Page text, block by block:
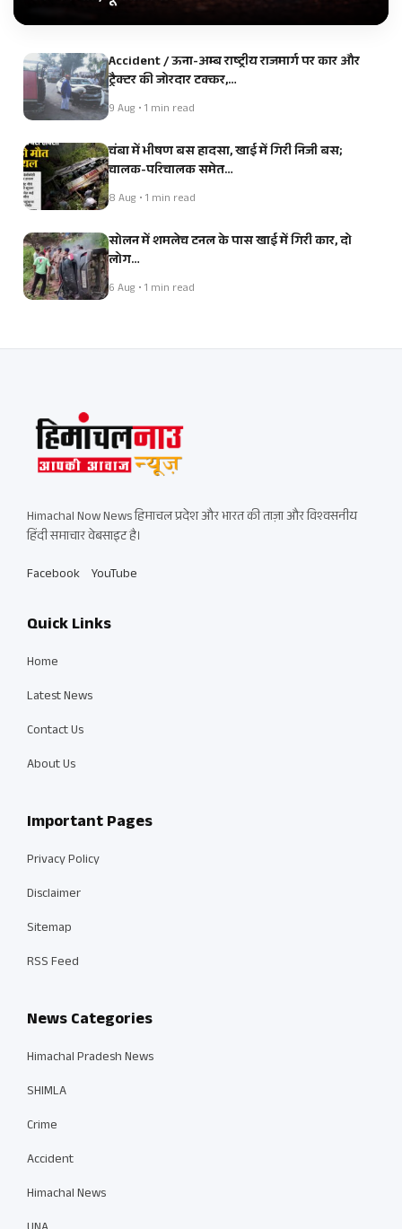
Accident / ऊना-अम्ब राष्ट्रीय राजमार्ग पर कार और
ट्रैक्टर की जोरदार टक्कर,…
9 Aug • 1 min read
चंबा में भीषण बस हादसा, खाई में गिरी निजी बस;
चालक-परिचालक समेत…
8 Aug • 1 min read
सोलन में शमलेच टनल के पास खाई में गिरी कार, दो
लोग…
6 Aug • 1 min read
Himachal Now News हिमाचल प्रदेश और भारत की ताज़ा और विश्वसनीय
हिंदी समाचार वेबसाइट है।
Facebook YouTube
Quick Links
Home
Latest News
Contact Us
About Us
Important Pages
Privacy Policy
Disclaimer
Sitemap
RSS Feed
News Categories
Himachal Pradesh News
SHIMLA
Crime
Accident
Himachal News